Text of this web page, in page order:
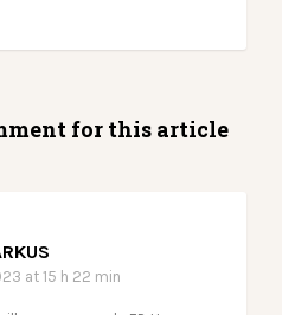
for this article
at 15 h 22 min